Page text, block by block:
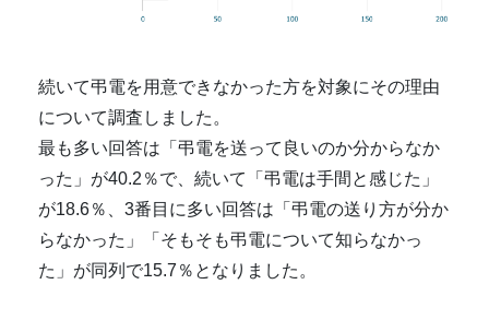
続いて弔電を用意できなかった方を対象にその理由
について調査しました。
最も多い回答は「弔電を送って良いのか分からなか
った」が40.2％で、続いて「弔電は手間と感じた」
が18.6％、3番目に多い回答は「弔電の送り方が分か
らなかった」「そもそも弔電について知らなかっ
た」が同列で15.7％となりました。